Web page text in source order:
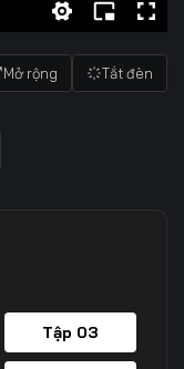
Mở rộng Tắt đèn
Tập 03